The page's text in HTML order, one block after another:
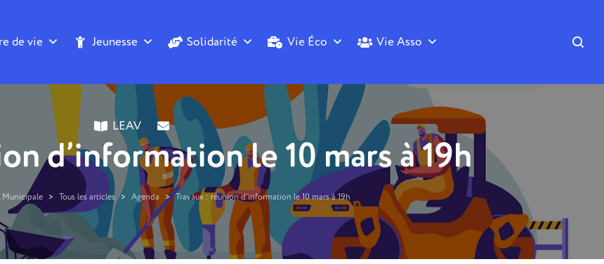
de vie Jeunesse Solidarité Vie Éco Vie Asso
LEAV
d’information le 10 mars à 19h
Municipale > Tous les articles > Agenda > Travaux : réunion d’information le 10 mars à 19h